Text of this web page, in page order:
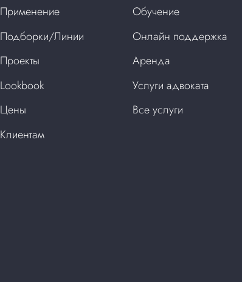
Применение
Подборки/Линии
Проекты
Lookbook
Цены
Клиентам
Обучение
Онлайн поддержка
Аренда
Услуги адвоката
Все услуги